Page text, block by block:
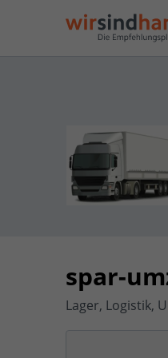
spar-
Lager, Logistik,